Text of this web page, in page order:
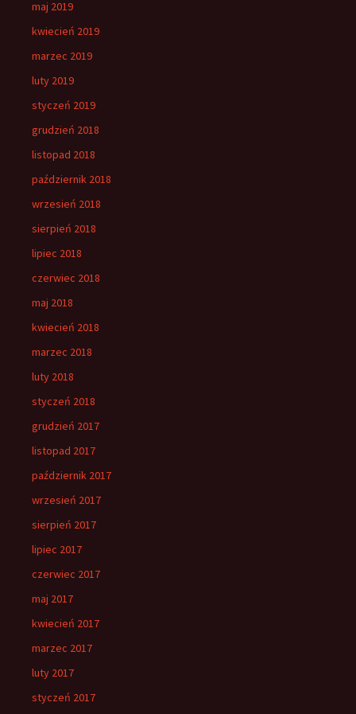
maj 2019
kwiecień 2019
marzec 2019
luty 2019
styczeń 2019
grudzień 2018
listopad 2018
październik 2018
wrzesień 2018
sierpień 2018
lipiec 2018
czerwiec 2018
maj 2018
kwiecień 2018
marzec 2018
luty 2018
styczeń 2018
grudzień 2017
listopad 2017
październik 2017
wrzesień 2017
sierpień 2017
lipiec 2017
czerwiec 2017
maj 2017
kwiecień 2017
marzec 2017
luty 2017
styczeń 2017